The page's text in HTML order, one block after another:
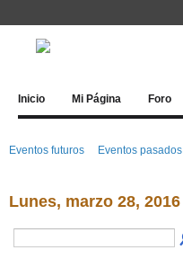
Inicio Mi Página Foro
Eventos futuros Eventos pasados
Lunes, marzo 28, 2016